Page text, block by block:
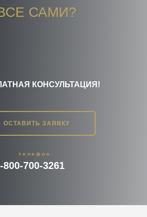
800-700-3261
телефон:
САМИ?
КОНСУЛЬТАЦИЯ!
ОСТАВИТЬ ЗАЯВКУ